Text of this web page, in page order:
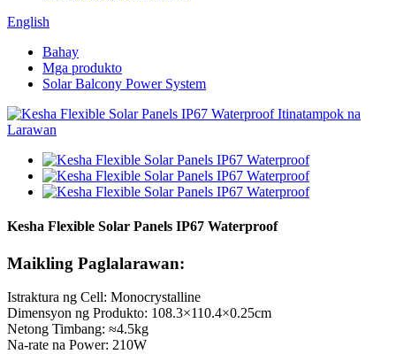
English
Bahay
Mga produkto
Solar Balcony Power System
Kesha Flexible Solar Panels IP67 Waterproof
Maikling Paglalarawan:
Istraktura ng Cell: Monocrystalline
Dimensyon ng Produkto: 108.3×110.4×0.25cm
Netong Timbang: ≈4.5kg
Na-rate na Power: 210W